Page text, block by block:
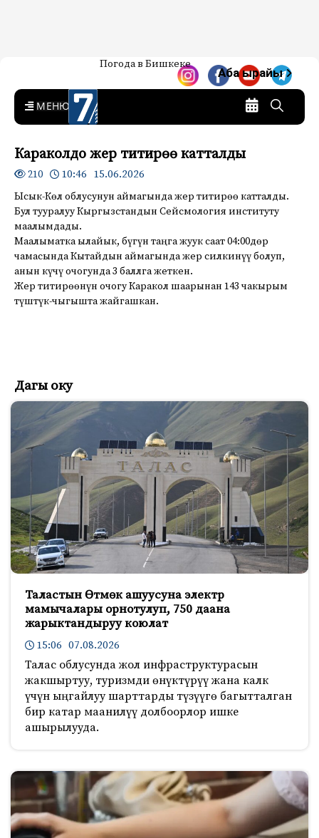
7-канал. Жаңылыктар —
Кыргызстан
Жаңылыктар — Кыргызстан
Погода в Бишкеке
Аба ырайы
MENU
Караколдо жер титирөө катталды
210 10:46 15.06.2026
Ысык-Көл облусунун аймагында жер титирөө катталды.
Бул тууралуу Кыргызстандын Сейсмология институту
маалымдады.
Маалыматка ылайык, бүгүн таңга жуук саат 04:00дөр
чамасында Кытайдын аймагында жер силкинүү болуп,
анын күчү очогунда 3 баллга жеткен.
Жер титирөөнүн очогу Каракол шаарынан 143 чакырым
түштүк-чыгышта жайгашкан.
Дагы оку
Таластын Өтмөк ашуусуна электр
мамычалары орнотулуп, 750 даана
жарыктандыруу коюлат
15:06 07.08.2026
Талас облусунда жол инфраструктурасын
жакшыртуу, туризмди өнүктүрүү жана калк
үчүн ыңгайлуу шарттарды түзүүгө багытталган
бир катар маанилүү долбоорлор ишке
ашырылууда.